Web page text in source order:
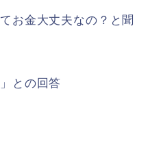
お金大丈夫なの？と聞
との回答